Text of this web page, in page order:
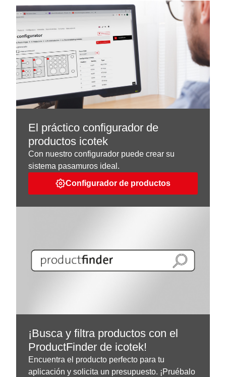
El práctico configurador de
productos icotek
Con nuestro configurador puede crear su
sistema pasamuros ideal.
Configurador de productos
¡Busca y filtra productos con el
ProductFinder de icotek!
Encuentra el producto perfecto para tu
aplicación y solicita un presupuesto. ¡Pruébalo